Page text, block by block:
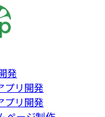
発
プリ開発
プリ開発